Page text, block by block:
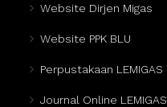
Website Dirjen Migas
Website PPK BLU
Perpustakaan LEMIGAS
Journal Online LEMIGAS